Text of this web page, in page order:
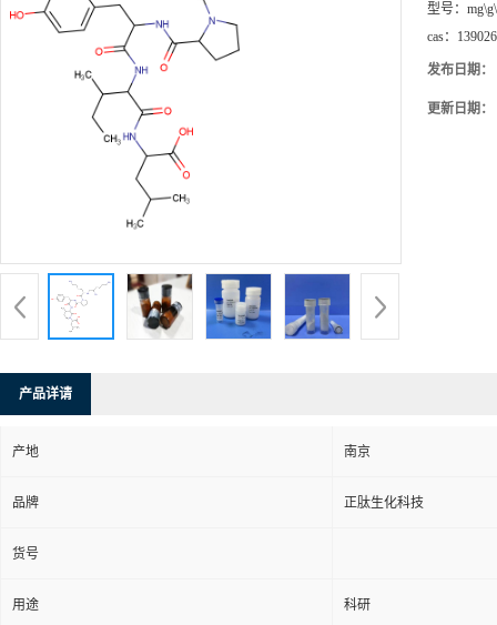
型号：
cas：
发布日期：
更新日期：
产品详请
产地 南京
品牌 正肽生化科技
货号
用途 科研